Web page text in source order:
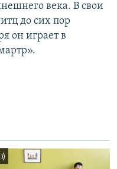
века. В свои
до сих пор
он играет в